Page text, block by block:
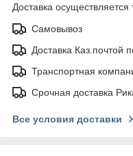
Доставка осуществляется
Самовывоз
Доставка Каз.почтой
Транспортная
Срочная доставка
Все условия доставки